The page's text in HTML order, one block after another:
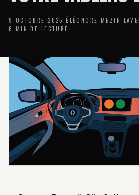
PROPOSE
DES
DE
DESIGNERS,
REPORTAGES
PHOTO
INSPIRANTS,
DES
ANALYSES
DE
NOUVEAUTÉS
DES
DOSSIERS
SUR
9 OCTOBRE 2025·ÉLÉONORE MEZIN-
6 MIN DE LECTURE